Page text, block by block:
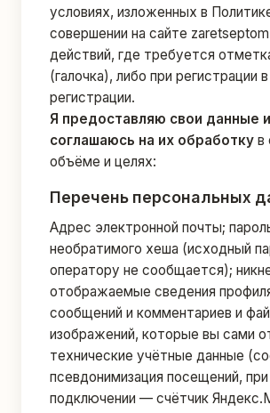
условиях, изложенных в
совершении на сайте
действий, где требуется
(галочка), либо при регистрации
регистрации.
Я предоставляю свои данные и
соглашаюсь на их обработку в
объёме и целях:
Перечень персональных
Адрес электронной почты;
необратимого хеша (исходный
оператору не сообщается);
отображаемые сведения
сообщений и комментариев и
изображений, которые вы сами
технические учётные данные
псевдонимизация посещений, при
подключении — счётчик